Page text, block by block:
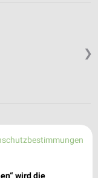
❯
wird die